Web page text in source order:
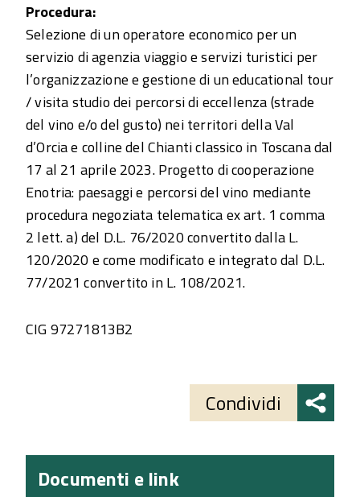
Procedura:
Selezione di un operatore economico per un
servizio di agenzia viaggio e servizi turistici per
l’organizzazione e gestione di un educational tour
/ visita studio dei percorsi di eccellenza (strade
del vino e/o del gusto) nei territori della Val
d’Orcia e colline del Chianti classico in Toscana dal
17 al 21 aprile 2023. Progetto di cooperazione
Enotria: paesaggi e percorsi del vino mediante
procedura negoziata telematica ex art. 1 comma
2 lett. a) del D.L. 76/2020 convertito dalla L.
120/2020 e come modificato e integrato dal D.L.
77/2021 convertito in L. 108/2021.
CIG 97271813B2
Condividi
Documenti e link